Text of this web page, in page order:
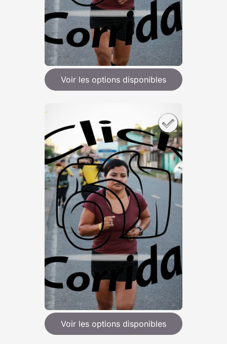
Voir les options disponibles
Voir les options disponibles